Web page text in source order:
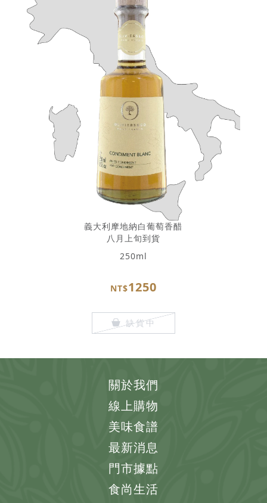
義大利摩地納白葡萄香醋
八月上旬到貨
250ml
NT$1250
缺貨中
關於我們
線上購物
美味食譜
最新消息
門市據點
食尚生活